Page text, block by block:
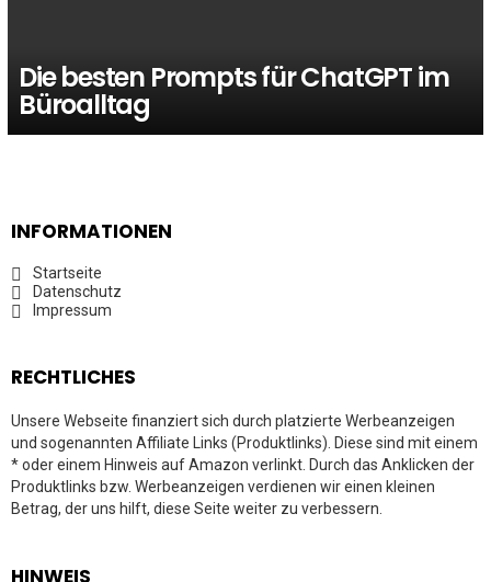
Die besten Prompts für ChatGPT im
Büroalltag
INFORMATIONEN
Startseite
Datenschutz
Impressum
RECHTLICHES
Unsere Webseite finanziert sich durch platzierte Werbeanzeigen
und sogenannten Affiliate Links (Produktlinks). Diese sind mit einem
* oder einem Hinweis auf Amazon verlinkt. Durch das Anklicken der
Produktlinks bzw. Werbeanzeigen verdienen wir einen kleinen
Betrag, der uns hilft, diese Seite weiter zu verbessern.
HINWEIS